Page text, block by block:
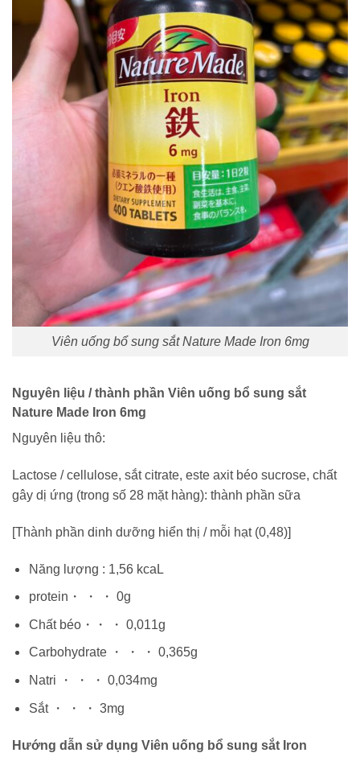
Viên uống bổ sung sắt Nature Made Iron 6mg
Nguyên liệu / thành phần Viên uống bổ sung sắt
Nature Made Iron 6mg
Nguyên liệu thô:
Lactose / cellulose, sắt citrate, este axit béo sucrose, chất
gây dị ứng (trong số 28 mặt hàng): thành phần sữa
[Thành phần dinh dưỡng hiển thị / mỗi hạt (0,48)]
Năng lượng : 1,56 kcaL
protein・ ・ ・ 0g
Chất béo・・ ・ 0,011g
Carbohydrate ・ ・ ・ 0,365g
Natri ・ ・ ・ 0,034mg
Sắt ・ ・ ・ 3mg
Hướng dẫn sử dụng Viên uống bổ sung sắt Iron